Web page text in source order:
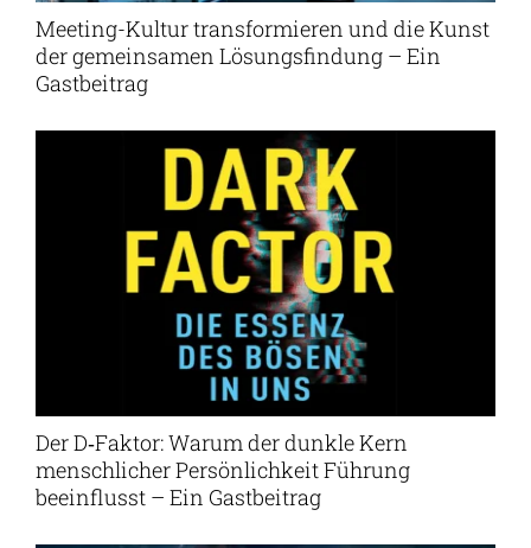
Meeting-Kultur transformieren und die Kunst
der gemeinsamen Lösungsfindung – Ein
Gastbeitrag
Der D‑Faktor: Warum der dunkle Kern
menschlicher Persönlichkeit Führung
beeinflusst – Ein Gastbeitrag